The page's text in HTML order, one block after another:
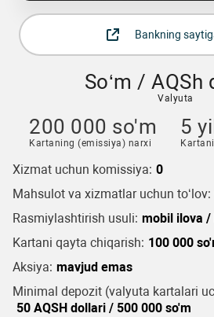
Bankning
So‘m / AQSh
Valyuta
200 000 so'm
Kartaning (emissiya) narxi
5
Xizmat uchun komissiya: 0
Mahsulot va xizmatlar uchun to‘lov:
Rasmiylashtirish usuli: mobil ilova
Kartani qayta chiqarish: 100 000
Aksiya: mavjud emas
Minimal depozit (valyuta kartalari
50 AQSH dollari / 500 000 so'm